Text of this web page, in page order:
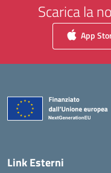
Scarica la
App
Link Esterni